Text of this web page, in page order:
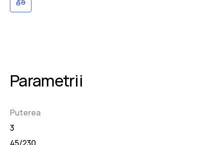
Parametrii
Puterea
3